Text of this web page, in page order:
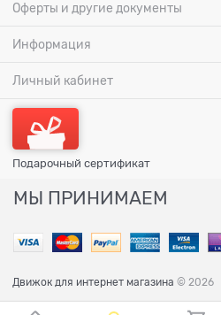
Оферты и другие документы
Информация
Личный кабинет
Подарочный сертификат
МЫ ПРИНИМАЕМ
Движок для интернет магазина © 2026